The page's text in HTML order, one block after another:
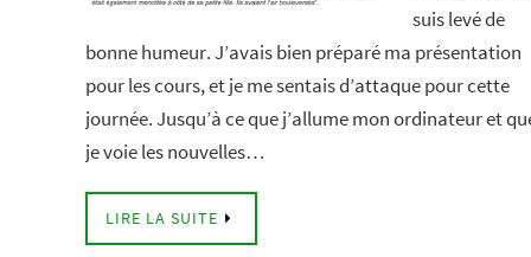
suis levé de
bonne humeur. J’avais bien préparé ma présentation
pour les cours, et je me sentais d’attaque pour cette
journée. Jusqu’à ce que j’allume mon ordinateur et
je voie les nouvelles…
LIRE LA SUITE